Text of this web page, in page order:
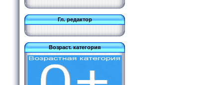
Гл. редактор
Возраст. категория